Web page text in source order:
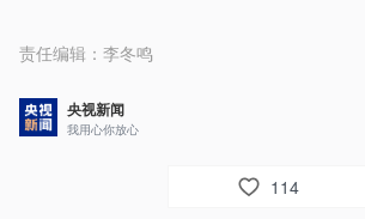
责任编辑： 李冬鸣
央视新闻
我用心你放心
114